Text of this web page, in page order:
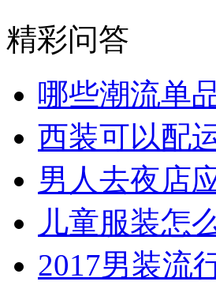
精彩问答
哪些潮流单
西装可以配
男人去夜店
儿童服装怎
2017男装流